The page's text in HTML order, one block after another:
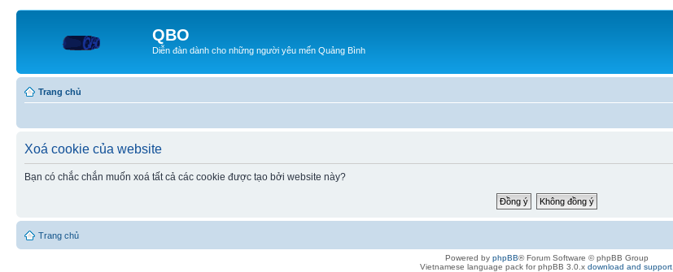
QBO
Diễn đàn dành cho những người yêu mến Quảng Bình
Trang chủ
Xoá cookie của website
Bạn có chắc chắn muốn xoá tất cả các cookie được tạo bởi website này?
Trang chủ
Powered by phpBB® Forum Software © phpBB Group
Vietnamese language pack for phpBB 3.0.x download and support.